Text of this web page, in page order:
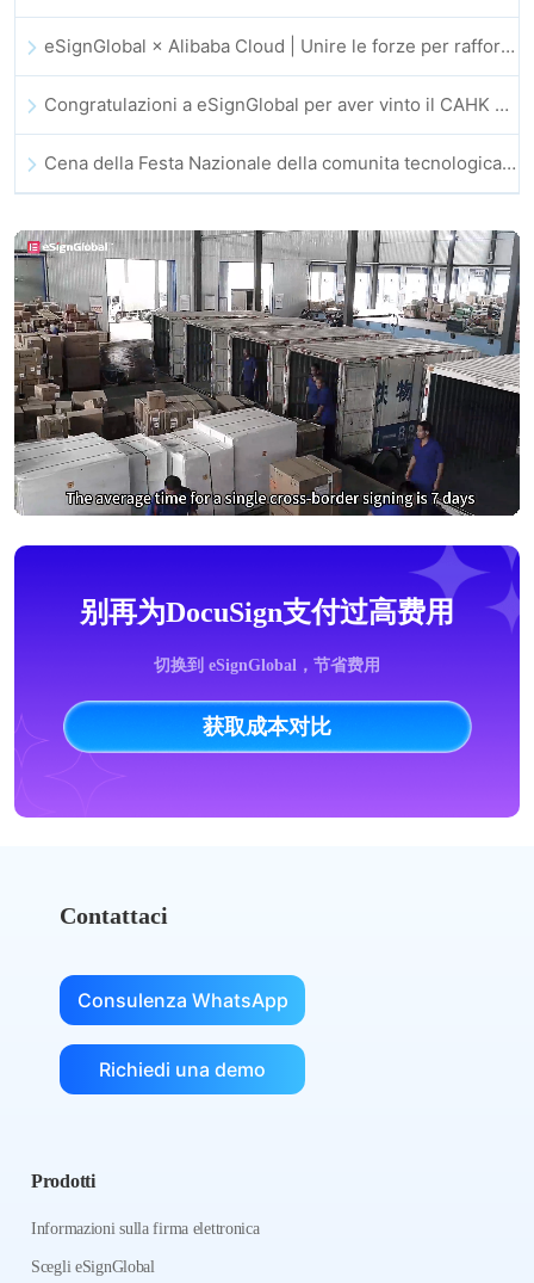
eSignGlobal × Alibaba Cloud | Unire le forze per rafforzare la fiducia digitale globale nel fintech
Congratulazioni a eSignGlobal per aver vinto il CAHK STAR Award 2025!
Cena della Festa Nazionale della comunita tecnologica e dell’innovazione di Hong Kong
别再为DocuSign支付过高费用
切换到 eSignGlobal，节省费用
获取成本对比
Contattaci
Consulenza WhatsApp
Richiedi una demo
Prodotti
Informazioni sulla firma elettronica
Scegli eSignGlobal